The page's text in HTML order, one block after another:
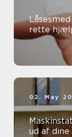
Låsesmed holte
rette
02. May
Maskinstation i
ud af